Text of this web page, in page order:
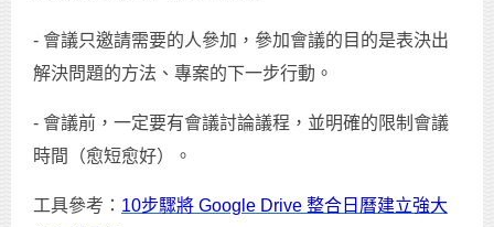
- 會議只邀請需要的人參加，參加會議的目的是表決出
解決問題的方法、專案的下一步行動。
- 會議前，一定要有會議討論議程，並明確的限制會議
時間（愈短愈好）。
工具參考： 10步驟將 Google Drive 整合日曆建立強大